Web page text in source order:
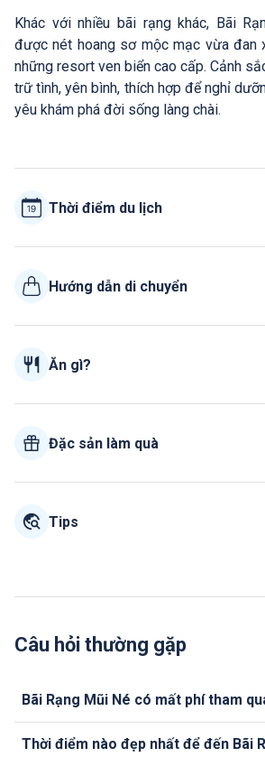
Khác với nhiều bãi rạng khác, Bãi
được nét hoang sơ mộc mạc vừa đan
những resort ven biển cao cấp. Cảnh
trữ tình, yên bình, thích hợp để nghỉ
yêu khám phá đời sống làng chài.
Thời điểm du lịch
Hướng dẫn di chuyển
Ăn gì?
Đặc sản làm quà
Tips
Câu hỏi thường gặp
Bãi Rạng Mũi Né có mất phí tham
Thời điểm nào đẹp nhất để đến Bãi